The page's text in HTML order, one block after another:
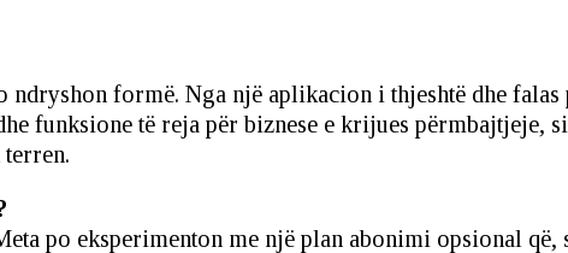
ndryshon formë. Nga një aplikacion i thjeshtë dhe
funksione të reja për biznese e krijues përmbajtjeje,
po eksperimenton me një plan abonimi opsional